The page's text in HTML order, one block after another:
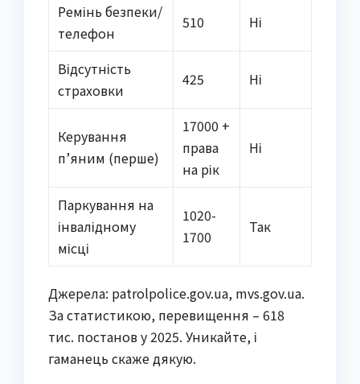
Ремінь безпеки/
телефон
510 Ні
Відсутність
страховки
425 Ні
Керування
п’яним (перше)
17000 +
права
на рік
Ні
Паркування на
інвалідному
місці
1020-
1700
Так
Джерела: patrolpolice.gov.ua, mvs.gov.ua.
За статистикою, перевищення – 618
тис. постанов у 2025. Уникайте, і
гаманець скаже дякую.